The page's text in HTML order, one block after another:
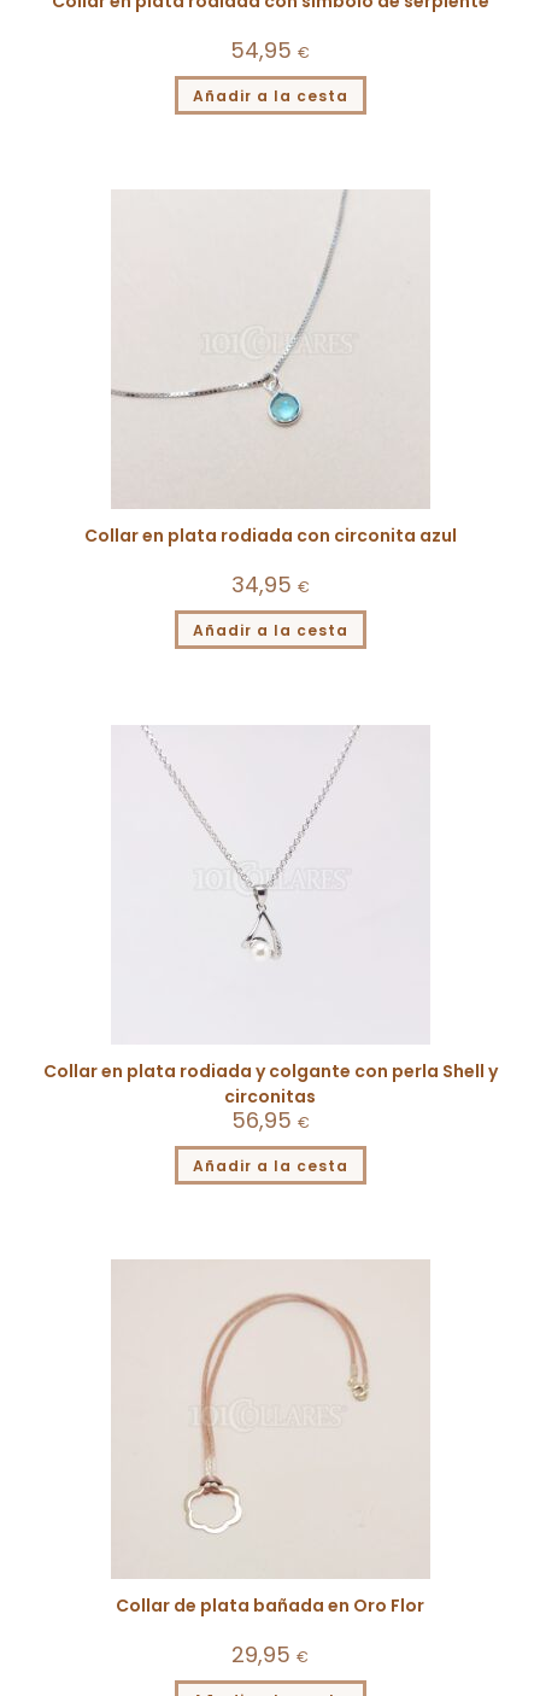
54,95 €
Añadir a la cesta
Collar en plata rodiada con circonita azul
34,95 €
Añadir a la cesta
Collar en plata rodiada y colgante con perla Shell y
circonitas
56,95 €
Añadir a la cesta
Collar de plata bañada en Oro Flor
29,95 €